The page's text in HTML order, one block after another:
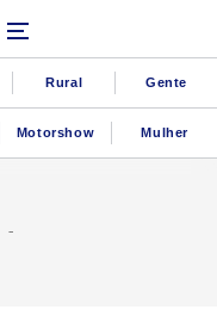
Rural Gente
Motorshow Mulher